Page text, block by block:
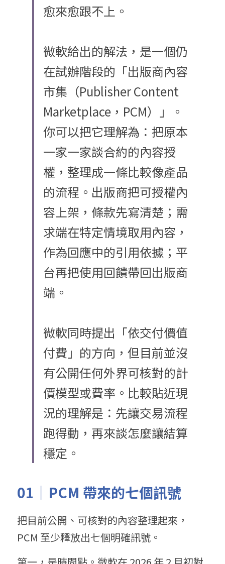
愈來愈跟不上。
微軟給出的解法，是一個仍
在試辦階段的「出版商內容
市集（Publisher Content
Marketplace，PCM）」。
你可以把它理解為：把原本
一家一家談合約的內容授
權，整理成一條比較像產品
的流程。出版商把可授權內
容上架，條款先寫清楚；需
求端在特定情境取用內容，
作為回應中的引用依據；平
台再把使用回饋帶回出版商
端。
微軟同時提出「依交付價值
付費」的方向，但目前並沒
有公開任何外界可核對的計
價模型或費率。比較貼近現
況的理解是：先讓交易流程
跑得動，再來談怎麼讓結算
穩定。
01｜PCM 帶來的七個訊號
把目前公開、可核對的內容整理起來，
PCM 至少釋放出七個明確訊號。